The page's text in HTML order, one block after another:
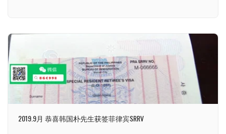
2019.9月 恭喜韩国朴先生获签菲律宾SRRV